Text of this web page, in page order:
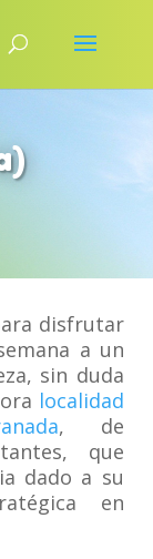
disfrutar
a un
sin duda
localidad
, de
que
dado a su
en